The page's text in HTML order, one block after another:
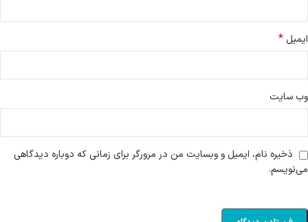
ایمیل *
وب‌ سایت
ذخیره نام، ایمیل و وبسایت من در مرورگر برای زمانی که دوباره دیدگاهی
می‌نویسم.